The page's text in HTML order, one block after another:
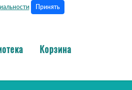
Принять
Корзина